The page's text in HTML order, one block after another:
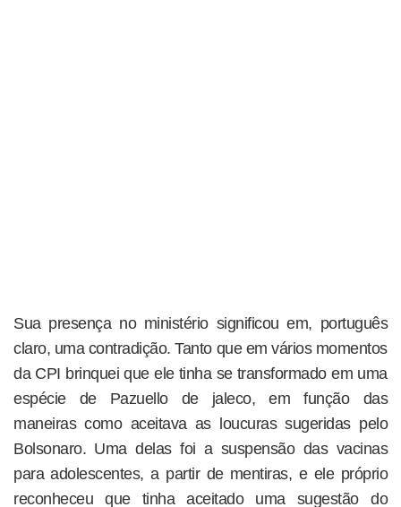
Sua presença no ministério significou em, português
claro, uma contradição. Tanto que em vários momentos
da CPI brinquei que ele tinha se transformado em uma
espécie de Pazuello de jaleco, em função das
maneiras como aceitava as loucuras sugeridas pelo
Bolsonaro. Uma delas foi a suspensão das vacinas
para adolescentes, a partir de mentiras, e ele próprio
reconheceu que tinha aceitado uma sugestão do